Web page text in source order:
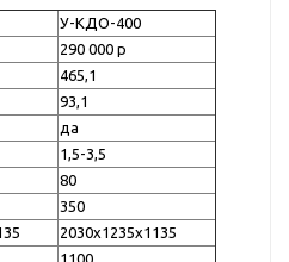
У-КДО-400
290 000 р
465,1
93,1
да
1,5-3,5
80
350
2030х1235х1135
1100